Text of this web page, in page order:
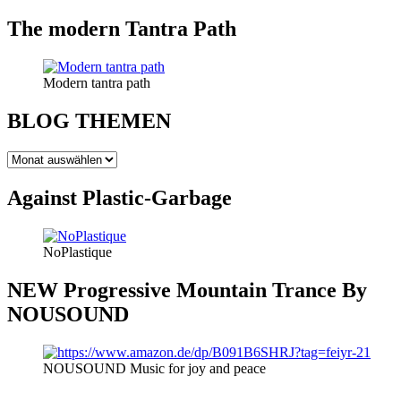
The modern Tantra Path
Modern tantra path
BLOG THEMEN
BLOG
Against Plastic-Garbage
NoPlastique
NEW Progressive Mountain Trance By
NOUSOUND
NOUSOUND Music for joy and peace